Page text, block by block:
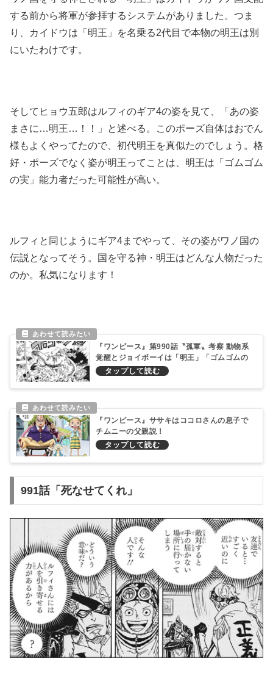
する前から将軍が参拝するシステムがありました。つま
り、カイドウは「明王」を名乗る2代目で本物の明王は別
にいたわけです。
そしてヒョウ五郎はルフィのギア4の姿を見て、「あの姿
まさに…明王…！！」と述べる。このポーズ自体はおでん
様もよくやってたので、初代明王を真似たのでしょう。格
好・ポーズでなく姿が明王ってことは、明王は「ゴムゴム
の実」能力者だった可能性が高い。
ルフィと同じようにギア4までやって、その姿がワノ国の
伝説となってそう。国を守る神・明王はどんな人物だった
のか。私気になります！
『ワンピース』第990話〝孤軍〟考察 動物系
覚醒とジョイボーイは「明王」「ゴムゴムの
実」能力者説！
『ワンピース』ササキはココロさんの息子で
チムニーの父親説！
991話「死なせてくれ」